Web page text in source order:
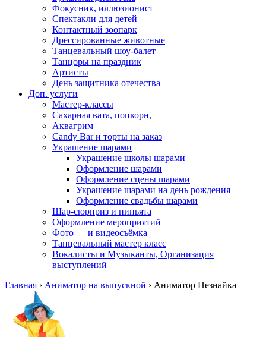
Фокусник, иллюзионист
Спектакли для детей
Контактный зоопарк
Дрессированные животные
Танцевальный шоу-балет
Танцоры на праздник
Артисты
День защитника отечества
Доп. услуги
Мастер-классы
Сахарная вата, попкорн,
Аквагрим
Candy Bar и торты на заказ
Украшение шарами
Украшение школы шарами
Оформление шарами
Оформление сцены шарами
Украшение шарами на день рождения
Оформление свадьбы шарами
Шар-сюрприз и пиньята
Оформление мероприятий
Фото — и видеосъёмка
Танцевальный мастер класс
Вокалисты и Музыканты, Организация
выступлений
Главная › Аниматор на выпускной › Аниматор Незнайка